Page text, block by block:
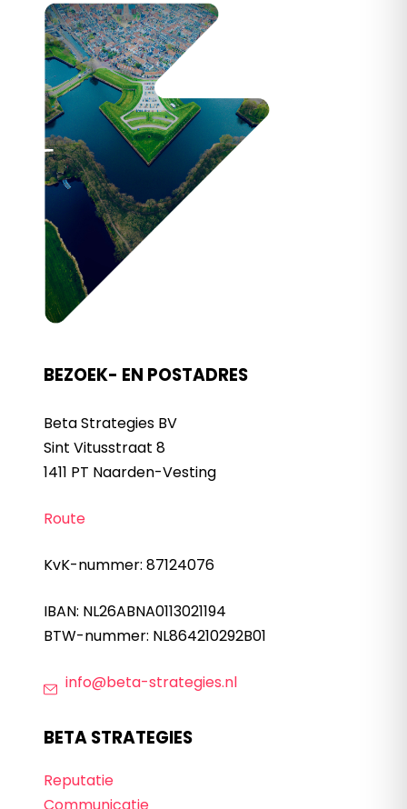
BEZOEK- EN POSTADRES
Beta Strategies BV
Sint Vitusstraat 8
1411 PT Naarden-Vesting
Route
KvK-nummer: 87124076
IBAN: NL26ABNA0113021194
BTW-nummer: NL864210292B01
info@beta-strategies.nl
BETA STRATEGIES
Reputatie